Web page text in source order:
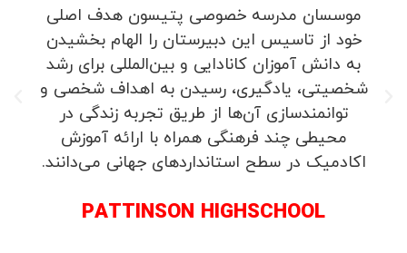
موسسان مدرسه خصوصی پتیسون هدف اصلی
خود از تاسیس این دبیرستان را الهام بخشیدن
به دانش آموزان کانادایی و بین‌المللی برای رشد
شخصیتی، یادگیری، رسیدن به اهداف شخصی و
توانمندسازی آن‌ها از طریق تجربه زندگی در
محیطی چند فرهنگی همراه با ارائه آموزش
اکادمیک در سطح استانداردهای جهانی می‌دانند.
PATTINSON HIGHSCHOOL